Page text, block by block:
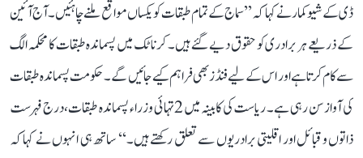
ڈی کے شیوکمار نے کہا کہ ’’سماج کے تمام طبقات کو یکساں مواقع ملنے چاہئیں۔ آج آئین
کے ذریعے ہر برادری کو حقوق دیے گئے ہیں۔ کرناٹک میں پسماندہ طبقات کا محکمہ الگ
سے کام کرتا ہے اور اس کے لیے فنڈز بھی فراہم کیے جائیں گے۔ حکومت پسماندہ طبقات
کی آواز سن رہی ہے۔ ریاست کی کابینہ میں 2 تہائی وزراء پسماندہ طبقات، درج فہرست
ذاتوں و قبائل اور اقلیتی برادریوں سے تعلق رکھتے ہیں۔‘‘ ساتھ ہی انہوں نے کہا کہ